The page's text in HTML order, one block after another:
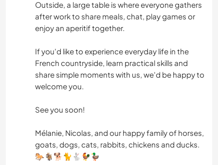
Outside, a large table is where everyone gathers
after work to share meals, chat, play games or
enjoy an aperitif together.
If you'd like to experience everyday life in the
French countryside, learn practical skills and
share simple moments with us, we'd be happy to
welcome you.
See you soon!
Mélanie, Nicolas, and our happy family of horses,
goats, dogs, cats, rabbits, chickens and ducks.
🐎🐐🐕🐈🐇🐓🦆